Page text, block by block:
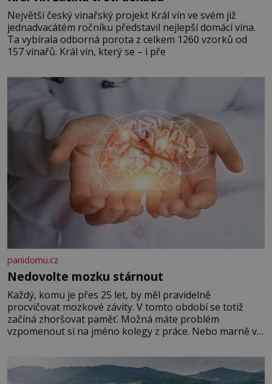
Největší český vinařský projekt Král vín ve svém již
jednadvacátém ročníku představil nejlepší domácí vína.
Ta vybírala odborná porota z celkem 1260 vzorků od
157 vinařů. Král vín, který se – i pře
panidomu.cz
Nedovolte mozku stárnout
Každý, komu je přes 25 let, by měl pravidelně
procvičovat mozkové závity. V tomto období se totiž
začíná zhoršovat paměť. Možná máte problém
vzpomenout si na jméno kolegy z práce. Nebo marně v
Je to opravdu tak, s věkem jako kdyby se paměť
rozhodla stávkovat. Cvičte